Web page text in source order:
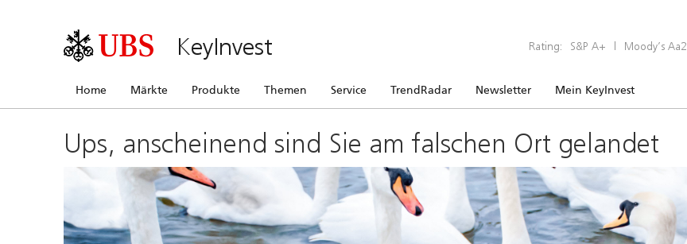
KeyInvest Rating: S&P A+ | Moody’s Aa2
Home Märkte Produkte Themen Service TrendRadar Newsletter Mein KeyInvest
Ups, anscheinend sind Sie am falschen Ort gelandet